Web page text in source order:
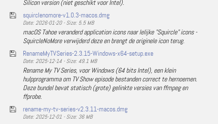
Silicon version (niet geschikt voor Intel).
squirclenomore-v1.0.3-macos.dmg
Date: 2026-01-20 - Size: 5.5 MB
macOS Tahoe veranderd application icons naar lelijke "Squircle" icons -
SquircleNoMore verwijderd deze en brengt de originele icon terug.
RenameMyTVSeries-2.3.15-Windows-x64-setup.exe
Date: 2025-12-14 - Size: 49.1 MB
Rename My TV Series, voor Windows (64 bits Intel), een klein
hulpprogramma om TV Show episode bestanden correct te hernoemen.
Deze bundel bevat statisch (grote) gelinkte versies van ffmpeg en
ffprobe.
rename-my-tv-series-v2.3.11-macos.dmg
Date: 2025-12-01 - Size: 36 MB